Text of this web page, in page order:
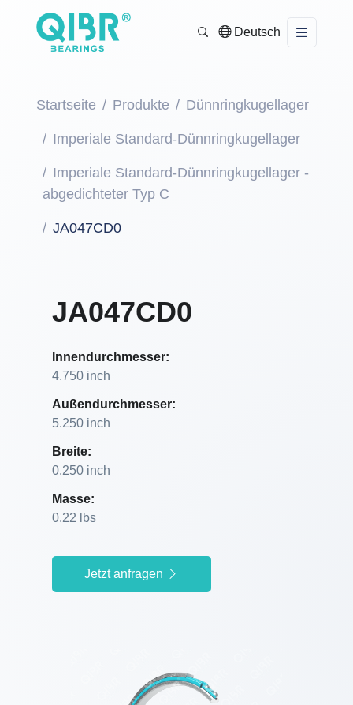
Deutsch
Startseite Produkte Dünnringkugellager
Imperiale Standard-Dünnringkugellager
Imperiale Standard-Dünnringkugellager -
abgedichteter Typ C
JA047CD0
JA047CD0
Innendurchmesser:
4.750 inch
Außendurchmesser:
5.250 inch
Breite:
0.250 inch
Masse:
0.22 lbs
Jetzt anfragen